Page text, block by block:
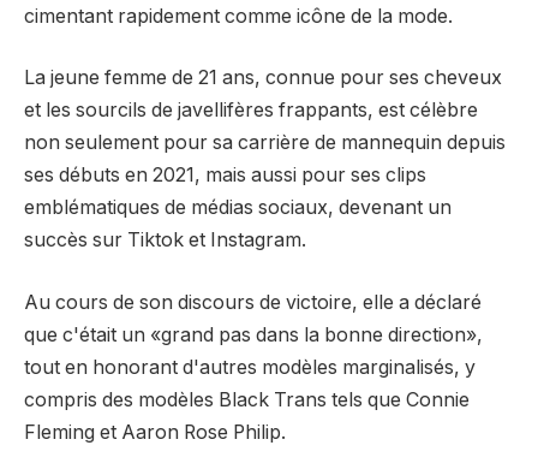
cimentant rapidement comme icône de la mode.
La jeune femme de 21 ans, connue pour ses cheveux
et les sourcils de javellifères frappants, est célèbre
non seulement pour sa carrière de mannequin depuis
ses débuts en 2021, mais aussi pour ses clips
emblématiques de médias sociaux, devenant un
succès sur Tiktok et Instagram.
Au cours de son discours de victoire, elle a déclaré
que c'était un «grand pas dans la bonne direction»,
tout en honorant d'autres modèles marginalisés, y
compris des modèles Black Trans tels que Connie
Fleming et Aaron Rose Philip.